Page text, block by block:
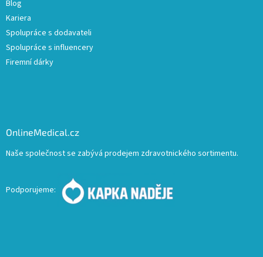
Blog
Kariera
Spolupráce s dodavateli
Spolupráce s influencery
Firemní dárky
OnlineMedical.cz
Naše společnost se zabývá prodejem zdravotnického sortimentu.
Podporujeme: